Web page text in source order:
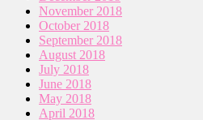
November 2018
October 2018
September 2018
August 2018
July 2018
June 2018
May 2018
April 2018